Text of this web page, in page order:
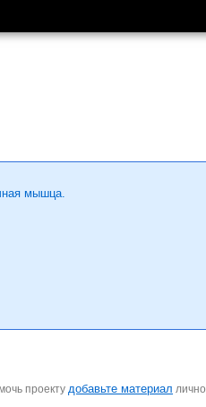
мышца.
проекту добавьте материал лично